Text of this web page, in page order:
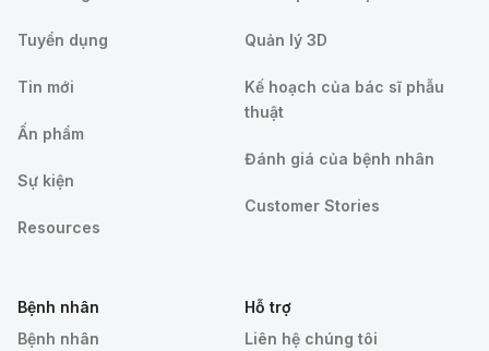
Tuyển dụng
Tin mới
Ấn phẩm
Sự kiện
Resources
Quản lý 3D
Kế hoạch của bác sĩ phẫu
thuật
Đánh giá của bệnh nhân
Customer Stories
Bệnh nhân
Bệnh nhân
Hỗ trợ
Liên hệ chúng tôi